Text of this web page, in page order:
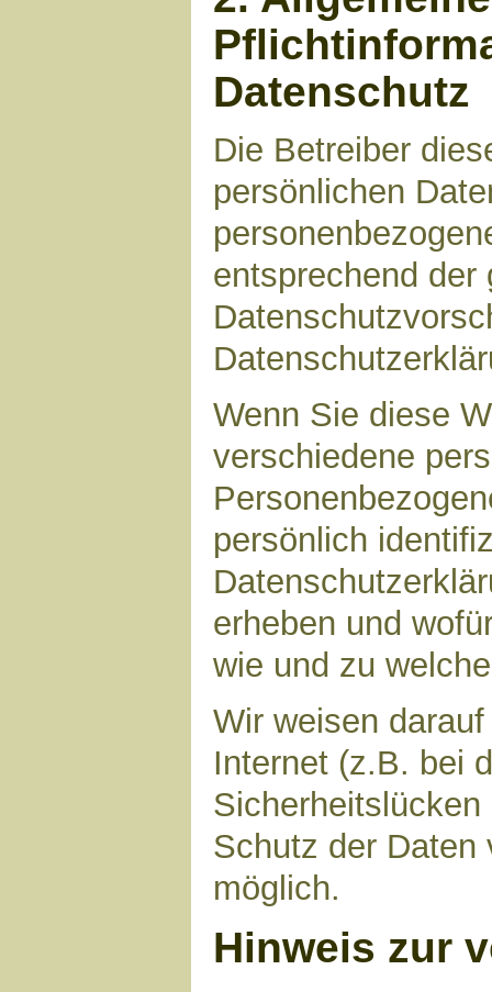
Datenschutz
Die Betreiber
persönlichen
entsprechend der
Wenn Sie diese
verschiedene
persönlich
erheben und
wie und zu
Wir weisen
Internet (z.B. bei
Schutz der Daten
möglich.
Hinweis zur